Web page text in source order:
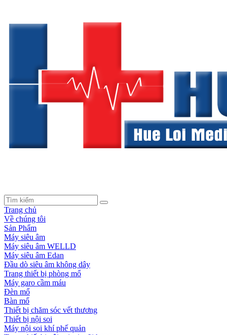
Trang chủ
Về chúng tôi
Sản Phẩm
Máy siêu âm
Máy siêu âm WELLD
Máy siêu âm Edan
Đầu dò siêu âm không dây
Trang thiết bị phòng mổ
Máy garo cầm máu
Đèn mổ
Bàn mổ
Thiết bị chăm sóc vết thương
Thiết bị nội soi
Máy nội soi khí phế quản